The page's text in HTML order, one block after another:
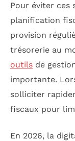
Pour éviter ces
planification
provision
trésorerie au
outils de
importante.
solliciter
fiscaux pour
En 2026, la